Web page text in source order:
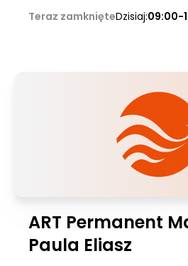
Teraz zamknięteDzisiaj:09:00-
ART Permanent
Paula Eliasz